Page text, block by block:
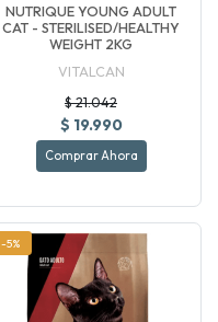
NUTRIQUE YOUNG ADULT
CAT - STERILISED/HEALTHY
WEIGHT 2KG
VITALCAN
$ 21.042
$ 19.990
Comprar Ahora
-5%